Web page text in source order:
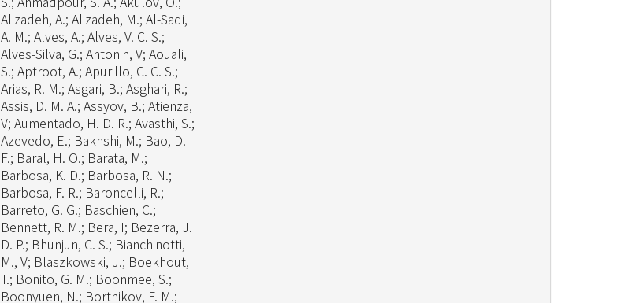
Alizadeh, A.; Alizadeh, M.; Al-Sadi,
A. M.; Alves, A.; Alves, V. C. S.;
Alves-Silva, G.; Antonin, V; Aouali,
S.; Aptroot, A.; Apurillo, C. C. S.;
Arias, R. M.; Asgari, B.; Asghari, R.;
Assis, D. M. A.; Assyov, B.; Atienza,
V; Aumentado, H. D. R.; Avasthi, S.;
Azevedo, E.; Bakhshi, M.; Bao, D.
F.; Baral, H. O.; Barata, M.;
Barbosa, K. D.; Barbosa, R. N.;
Barbosa, F. R.; Baroncelli, R.;
Barreto, G. G.; Baschien, C.;
Bennett, R. M.; Bera, I; Bezerra, J.
D. P.; Bhunjun, C. S.; Bianchinotti,
M., V; Blaszkowski, J.; Boekhout,
T.; Bonito, G. M.; Boonmee, S.;
Boonyuen, N.; Bortnikov, F. M.;